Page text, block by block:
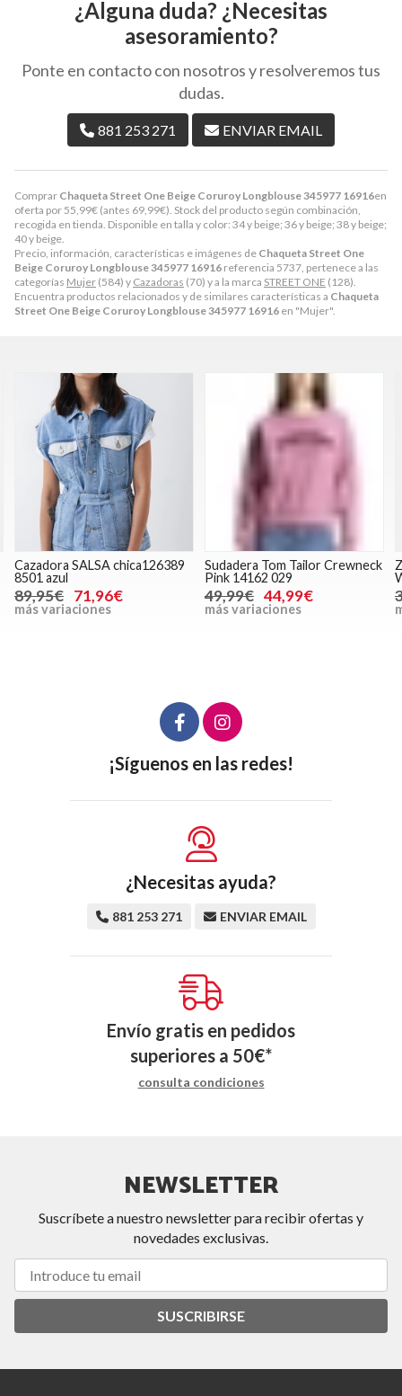
Comprar Chaqueta Street One Beige Coruroy Longblouse 345977 16916en
oferta por 55,99€ (antes 69,99€). Stock del producto según combinación,
recogida en tienda. Disponible en talla y color: 34 y beige; 36 y beige; 38 y beige;
40 y beige.
Precio, información, características e imágenes de Chaqueta Street One
Beige Coruroy Longblouse 345977 16916 referencia 5737, pertenece a las
categorías Mujer (584) y Cazadoras (70) y a la marca STREET ONE (128).
Encuentra productos relacionados y de similares características a Chaqueta
Street One Beige Coruroy Longblouse 345977 16916 en "Mujer".
¿Alguna duda? ¿Necesitas
asesoramiento?
Ponte en contacto con nosotros y resolveremos tus
dudas.
881 253 271 ENVIAR EMAIL
Cazadora SALSA chica126389
8501 azul
89,95€ 71,96€
más variaciones
Sudadera Tom Tailor Crewneck
Pink 14162 029
49,99€ 44,99€
más variaciones
¡Síguenos en las redes!
¿Necesitas ayuda?
881 253 271 ENVIAR EMAIL
Envío gratis en pedidos
superiores a 50€*
consulta condiciones
NEWSLETTER
Suscríbete a nuestro newsletter para recibir ofertas y
novedades exclusivas.
SUSCRIBIRSE